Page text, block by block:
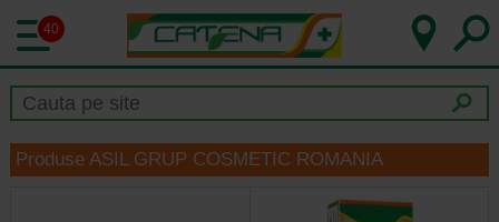
40
Produse ASIL GRUP COSMETIC ROMANIA